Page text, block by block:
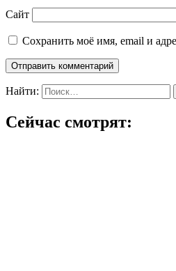
Сайт
Сохранить моё имя, email и
Найти:
Сейчас смотрят: